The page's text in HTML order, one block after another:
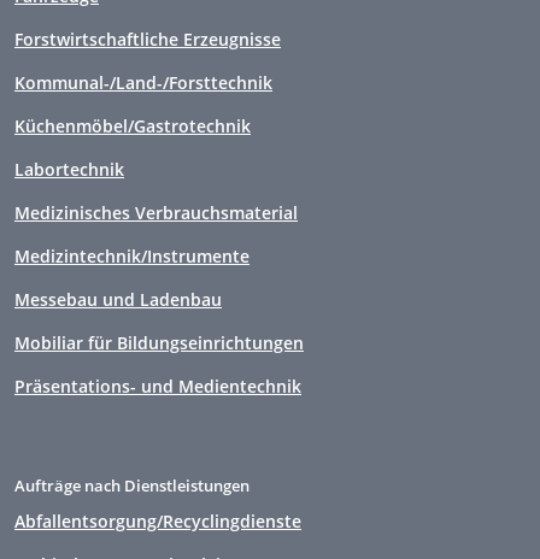
Forstwirtschaftliche Erzeugnisse
Kommunal-/Land-/Forsttechnik
Küchenmöbel/Gastrotechnik
Labortechnik
Medizinisches Verbrauchsmaterial
Medizintechnik/Instrumente
Messebau und Ladenbau
Mobiliar für Bildungseinrichtungen
Präsentations- und Medientechnik
Aufträge nach Dienstleistungen
Abfallentsorgung/Recyclingdienste